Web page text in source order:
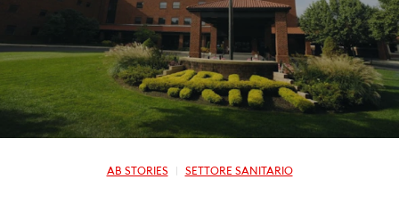
AB STORIES SETTORE SANITARIO